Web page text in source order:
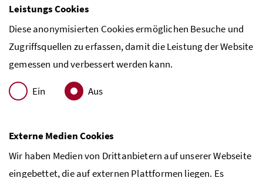
Leistungs Cookies
Diese anonymisierten Cookies ermöglichen Besuche und
Zugriffsquellen zu erfassen, damit die Leistung der Website
gemessen und verbessert werden kann.
Ein Aus
Externe Medien Cookies
Wir haben Medien von Drittanbietern auf unserer Webseite
eingebettet, die auf externen Plattformen liegen. Es